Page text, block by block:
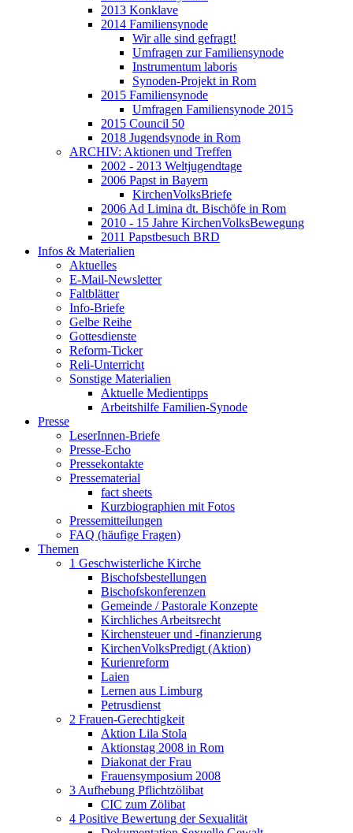
2013 Konklave
2014 Familiensynode
Wir alle sind gefragt!
Umfragen zur Familiensynode
Instrumentum laboris
Synoden-Projekt in Rom
2015 Familiensynode
Umfragen Familiensynode 2015
2015 Council 50
2018 Jugendsynode in Rom
ARCHIV: Aktionen und Treffen
2002 - 2013 Weltjugendtage
2006 Papst in Bayern
KirchenVolksBriefe
2006 Ad Limina dt. Bischöfe in Rom
2010 - 15 Jahre KirchenVolksBewegung
2011 Papstbesuch BRD
Infos & Materialien
Aktuelles
E-Mail-Newsletter
Faltblätter
Info-Briefe
Gelbe Reihe
Gottesdienste
Reform-Ticker
Reli-Unterricht
Sonstige Materialien
Aktuelle Medientipps
Arbeitshilfe Familien-Synode
Presse
LeserInnen-Briefe
Presse-Echo
Pressekontakte
Pressematerial
fact sheets
Kurzbiographien mit Fotos
Pressemitteilungen
FAQ (häufige Fragen)
Themen
1 Geschwisterliche Kirche
Bischofsbestellungen
Bischofskonferenzen
Gemeinde / Pastorale Konzepte
Kirchliches Arbeitsrecht
Kirchensteuer und -finanzierung
KirchenVolksPredigt (Aktion)
Kurienreform
Laien
Lernen aus Limburg
Petrusdienst
2 Frauen-Gerechtigkeit
Aktion Lila Stola
Aktionstag 2008 in Rom
Diakonat der Frau
Frauensymposium 2008
3 Aufhebung Pflichtzölibat
CIC zum Zölibat
4 Positive Bewertung der Sexualität